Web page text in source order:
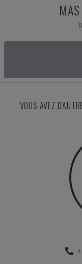
MAS
VOUS AVEZ